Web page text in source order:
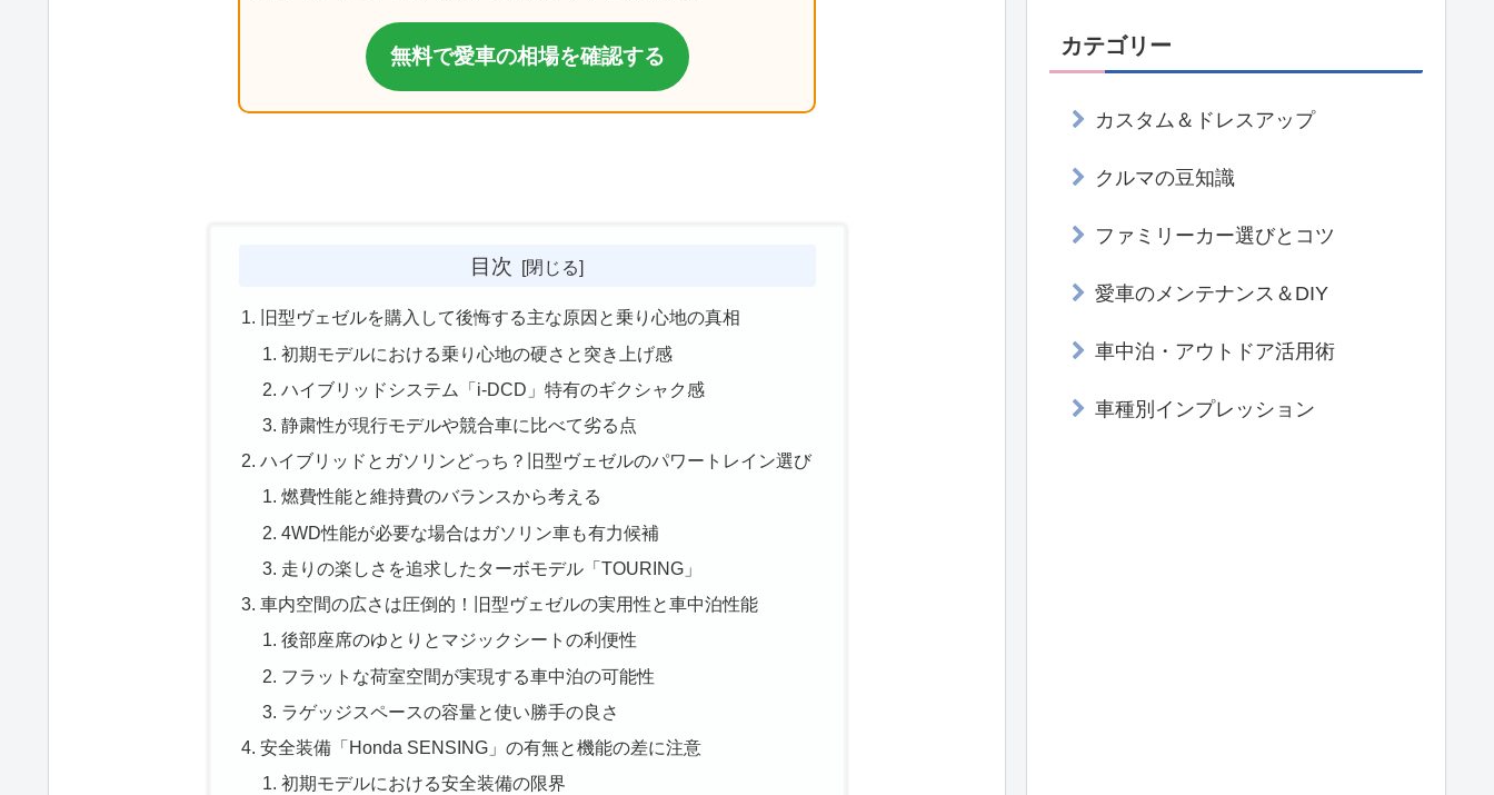
無料で愛車の相場を確認する
目次
旧型ヴェゼルを購入して後悔する主な原因と乗り心地の真相
初期モデルにおける乗り心地の硬さと突き上げ感
ハイブリッドシステム「i-DCD」特有のギクシャク感
静粛性が現行モデルや競合車に比べて劣る点
ハイブリッドとガソリンどっち？旧型ヴェゼルのパワートレイン選び
燃費性能と維持費のバランスから考える
4WD性能が必要な場合はガソリン車も有力候補
走りの楽しさを追求したターボモデル「TOURING」
車内空間の広さは圧倒的！旧型ヴェゼルの実用性と車中泊性能
後部座席のゆとりとマジックシートの利便性
フラットな荷室空間が実現する車中泊の可能性
ラゲッジスペースの容量と使い勝手の良さ
安全装備「Honda SENSING」の有無と機能の差に注意
初期モデルにおける安全装備の限界
カテゴリー
カスタム＆ドレスアップ
クルマの豆知識
ファミリーカー選びとコツ
愛車のメンテナンス＆DIY
車中泊・アウトドア活用術
車種別インプレッション